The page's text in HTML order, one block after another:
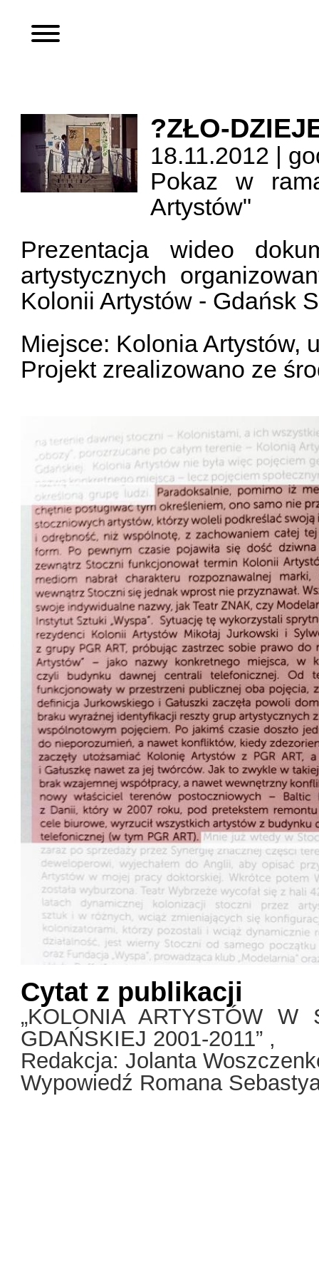
?ZŁO-
18.11.2012 |
Pokaz w
Artystów"
Prezentacja wideo
artystycznych
Kolonii Artystów - Gdańsk
Miejsce: Kolonia Artystów,
Projekt zrealizowano ze
Cytat z publikacji
„KOLONIA ARTYSTÓW W
GDAŃSKIEJ 2001-2011” ,
Redakcja: Jolanta
Wypowiedź Romana